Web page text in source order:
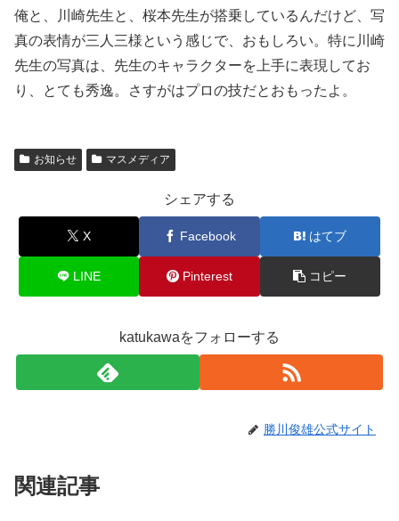
俺と、川崎先生と、桜本先生が搭乗しているんだけど、写
真の表情が三人三様という感じで、おもしろい。特に川崎
先生の写真は、先生のキャラクターを上手に表現してお
り、とても秀逸。さすがはプロの技だとおもったよ。
お知らせ マスメディア
シェアする
X Facebook はてブ
LINE Pinterest コピー
katukawaをフォローする
勝川俊雄公式サイト
関連記事